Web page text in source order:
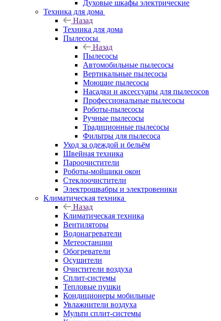
Духовые шкафы электрические
Техника для дома
Назад
Техника для дома
Пылесосы
Назад
Пылесосы
Автомобильные пылесосы
Вертикальные пылесосы
Моющие пылесосы
Насадки и аксессуары для пылесосов
Профессиональные пылесосы
Роботы-пылесосы
Ручные пылесосы
Традиционные пылесосы
Фильтры для пылесоса
Уход за одеждой и бельём
Швейная техника
Пароочистители
Роботы-мойщики окон
Стеклоочистители
Электрошвабры и электровеники
Климатическая техника
Назад
Климатическая техника
Вентиляторы
Водонагреватели
Метеостанции
Обогреватели
Осушители
Очистители воздуха
Сплит-системы
Тепловые пушки
Кондиционеры мобильные
Увлажнители воздуха
Мульти сплит-системы